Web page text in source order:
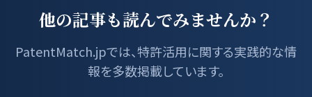
他の記事も読んでみませんか？
PatentMatch.jpでは、特許活用に関する実践的な情
報を多数掲載しています。